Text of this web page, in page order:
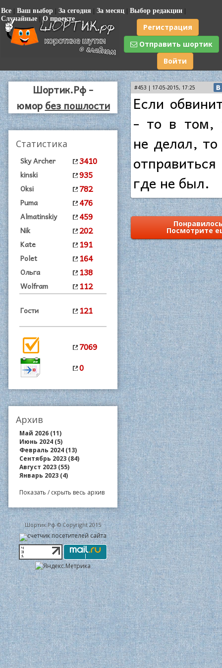
Все | Ваш выбор | За сегодня | За месяц | Выбор редакции |
Случайные | О проекте
Регистрация
Отправить шортик
Войти
Шортик.Рф -
юморбез пошлости
Статистика
Sky Archer 3410
kinski 935
Oksi 782
Puma 476
Almatinskiy 459
Nik 202
Kate 191
Polet 164
Ольга 138
Wolfram 112
Гости 121
7069
0
Архив
Май 2026 (11)
Июнь 2024 (5)
Февраль 2024 (13)
Сентябрь 2023 (84)
Август 2023 (55)
Январь 2023 (4)
Показать / скрыть весь архив
Шортик.Рф © Copyright 2015
#453 | 17-05-2015, 17:25
Если
- то в том,
не делал,
где не был.
Посмотрите